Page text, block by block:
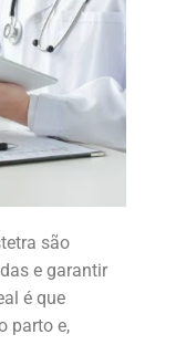
são
e garantir
é que
parto e,